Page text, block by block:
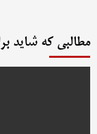
مطالبی که شاید